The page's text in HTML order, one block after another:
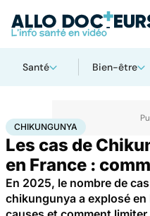
Santé Bien-être
AccueilSantéMaladies Maladies
CHIKUNGUNYA
Les cas de
en France :
En 2025, le nombre de
chikungunya a explosé